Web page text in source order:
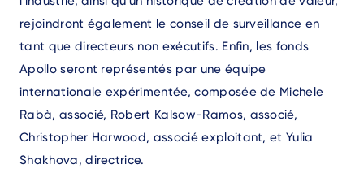
rejoindront également le conseil de surveillance en
tant que directeurs non exécutifs. Enfin, les fonds
Apollo seront représentés par une équipe
internationale expérimentée, composée de Michele
Rabà, associé, Robert Kalsow-Ramos, associé,
Christopher Harwood, associé exploitant, et Yulia
Shakhova, directrice.